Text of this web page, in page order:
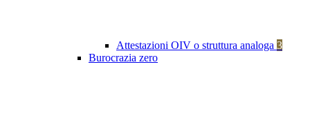
Attestazioni OIV o struttura analoga 3
Burocrazia zero